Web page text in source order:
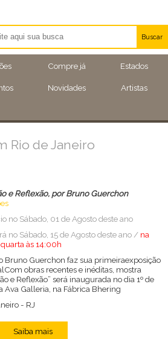
Compre já Estados
Novidades Artistas
Buscar
Artistas
Eventos
Rio de Janeiro
e Reflexão, por Bruno Guerchon
no Sábado, 01 de Agosto deste ano
no Sábado, 15 de Agosto deste ano / na
às 14:00h
Bruno Guerchon faz sua primeiraexposição
obras recentes e inéditas, mostra
e Reflexão” será inaugurada no dia 1º de
Ava Galleria, na Fábrica Bhering
- RJ
Saiba mais